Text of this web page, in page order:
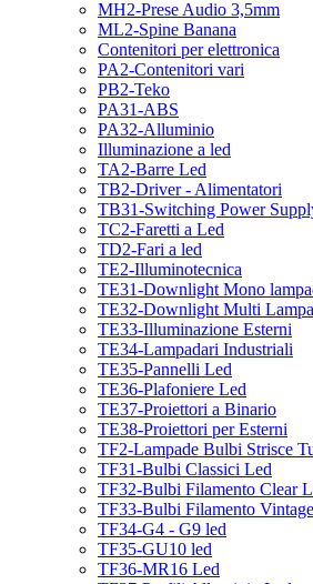
MH2-Prese Audio 3,5mm
ML2-Spine Banana
Contenitori per elettronica
PA2-Contenitori vari
PB2-Teko
PA31-ABS
PA32-Alluminio
Illuminazione a led
TA2-Barre Led
TB2-Driver - Alimentatori
TB31-Switching Power
TC2-Faretti a Led
TD2-Fari a led
TE2-Illuminotecnica
TE31-Downlight Mono
TE32-Downlight Multi
TE33-Illuminazione Esterni
TE34-Lampadari Industriali
TE35-Pannelli Led
TE36-Plafoniere Led
TE37-Proiettori a Binario
TE38-Proiettori per Esterni
TF2-Lampade Bulbi Strisce
TF31-Bulbi Classici Led
TF32-Bulbi Filamento Clear
TF33-Bulbi Filamento
TF34-G4 - G9 led
TF35-GU10 led
TF36-MR16 Led